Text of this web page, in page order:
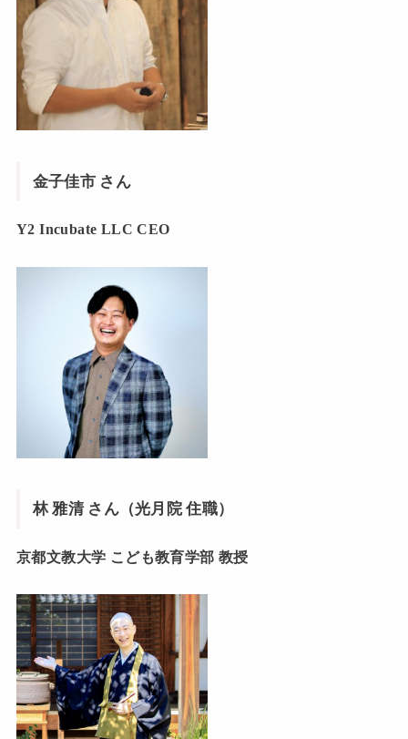
金子佳市 さん
Y2 Incubate LLC CEO
林 雅清 さん（光月院 住職）
京都文教大学 こども教育学部 教授